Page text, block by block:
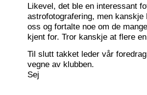
Likevel, det ble en interessant
astrofotografering, men
oss og fortalte noe om de
kjent for. Tror kanskje at flere
Til slutt takket leder vår
vegne av klubben.
Sej